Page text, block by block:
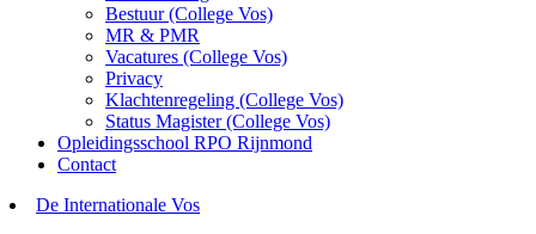
Bestuur (College Vos)
MR & PMR
Vacatures (College Vos)
Privacy
Klachtenregeling (College Vos)
Status Magister (College Vos)
Opleidingsschool RPO Rijnmond
Contact
De Internationale Vos